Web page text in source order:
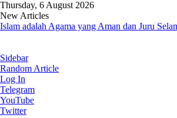
Thursday, 6 August 2026
New Articles
Islam adalah Agama yang Aman dan Juru
Sidebar
Random Article
Log In
Telegram
YouTube
Twitter